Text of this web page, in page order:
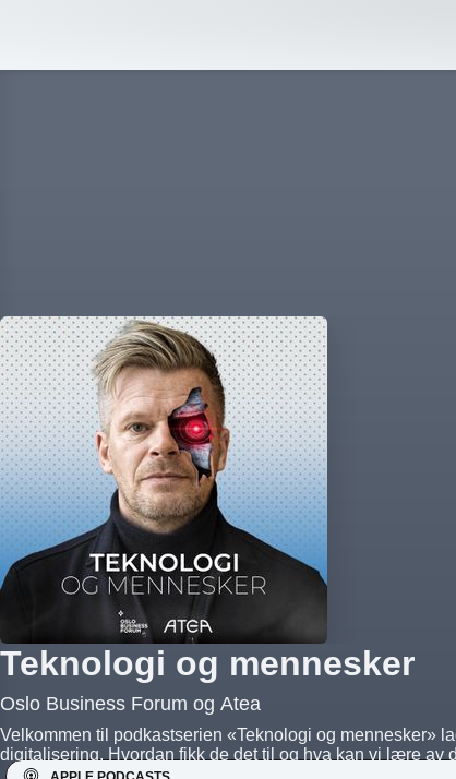
Teknologi og mennesker
Oslo Business Forum og Atea
Velkommen til podkastserien «Teknologi og mennesker»
digitalisering. Hvordan fikk de det til og hva kan vi lære av